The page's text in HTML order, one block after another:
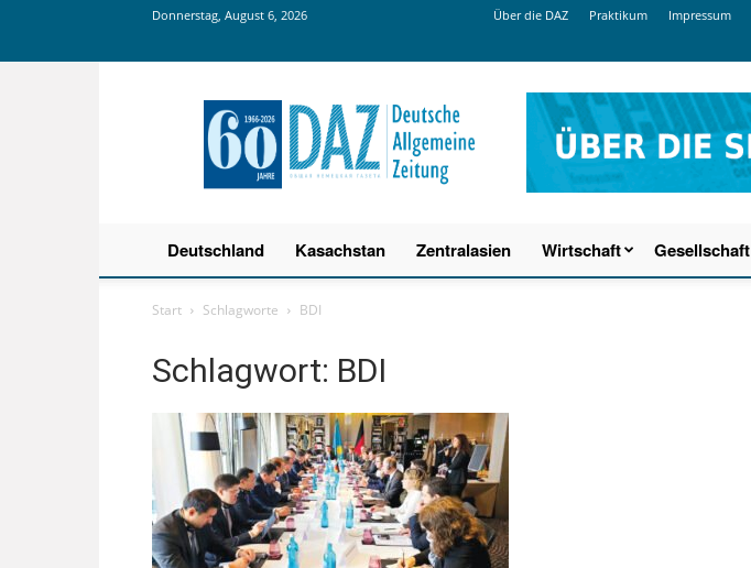
Donnerstag, August 6, 2026 Über die DAZ Praktikum Impressum
Deutsche
Allgemeine
Zeitung
Deutschland Kasachstan Zentralasien Wirtschaft Gesellschaft
Start Schlagworte BDI
Schlagwort: BDI